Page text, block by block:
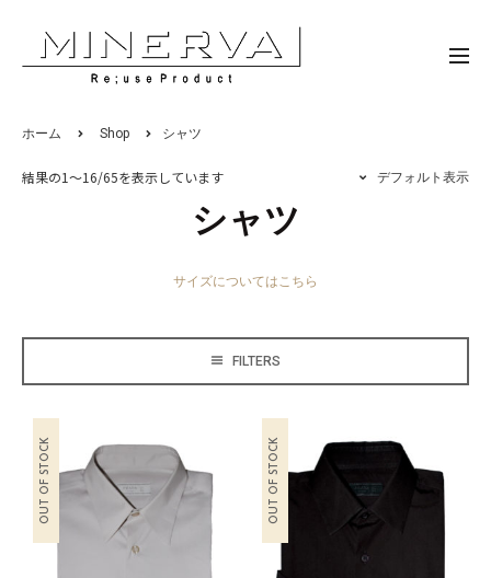
ホーム Shop シャツ
結果の1～16/65を表示しています デフォルト表示
シャツ
サイズについてはこちら
FILTERS
OUT OF STOCK OUT OF STOCK